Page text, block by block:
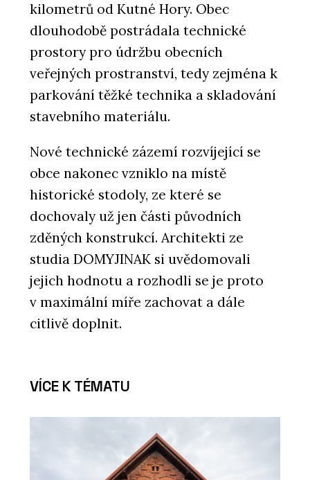
kilometrů od Kutné Hory. Obec
dlouhodobě postrádala technické
prostory pro údržbu obecních
veřejných prostranství, tedy zejména k
parkování těžké technika a skladování
stavebního materiálu.
Nové technické zázemí rozvíjející se
obce nakonec vzniklo na místě
historické stodoly, ze které se
dochovaly už jen části původních
zděných konstrukcí. Architekti ze
studia DOMYJINAK si uvědomovali
jejich hodnotu a rozhodli se je proto
v maximální míře zachovat a dále
citlivě doplnit.
VÍCE K TÉMATU